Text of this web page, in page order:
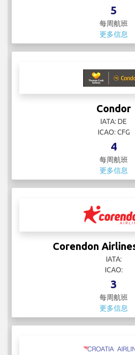
5
每周航班
更多信息
Condor
IATA: DE
ICAO: CFG
4
每周航班
更多信息
Corendon
IATA:
ICAO:
3
每周航班
更多信息